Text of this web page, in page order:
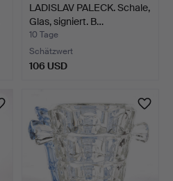
LADISLAV PALECK. Schale,
Glas, signiert. B…
10 Tage
Schätzwert
106 USD